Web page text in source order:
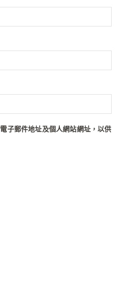
子郵件地址及個人網站網址，以供